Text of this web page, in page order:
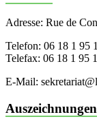
Adresse: Rue de
Telefon: 06 18 1 95
Telefax: 06 18 1 95
E-Mail:
Auszeichnungen